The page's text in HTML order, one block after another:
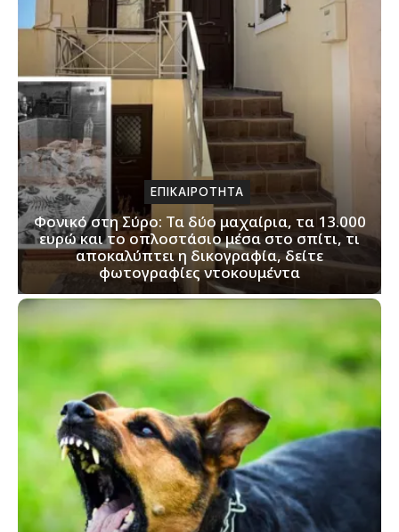
ΕΠΙΚΑΙΡΟΤΗΤΑ
Φονικό στη Σύρο: Τα δύο μαχαίρια, τα 13.000
ευρώ και το οπλοστάσιο μέσα στο σπίτι, τι
αποκαλύπτει η δικογραφία, δείτε
φωτογραφίες ντοκουμέντα